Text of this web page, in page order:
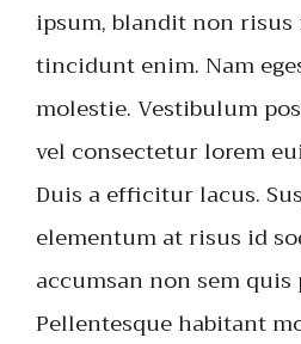
ipsum, blandit non
tincidunt enim. Nam
molestie. Vestibulum
vel consectetur lorem
Duis a efficitur lacus.
elementum at risus id
accumsan non sem quis
Pellentesque habitant